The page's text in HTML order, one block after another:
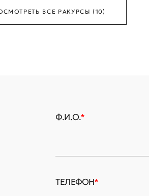
ВСЕ РАКУРСЫ (10)
Ф.И.О.*
ТЕЛЕФОН*